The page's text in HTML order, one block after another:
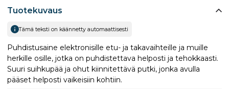
Tuotekuvaus
Tämä teksti on käännetty automaattisesti
Puhdistusaine elektronisille etu- ja takavaihteille ja muille
herkille osille, jotka on puhdistettava helposti ja tehokkaasti.
Suuri suihkupää ja ohut kiinnitettävä putki, jonka avulla
pääset helposti vaikeisiin kohtiin.